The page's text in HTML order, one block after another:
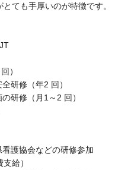
ても手厚いのが特徴です。
）
研修（年2 回）
研修（月1～2 回）
護協会などの研修参加
給）